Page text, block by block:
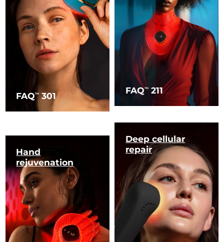
FAQTM 301
FAQTM 211
Hand
rejuvenation
Deep cellular
repair